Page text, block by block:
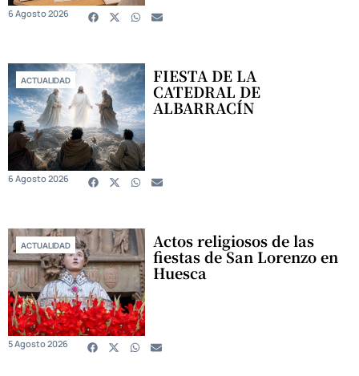
6 Agosto 2026
ACTUALIDAD FIESTA DE LA
CATEDRAL DE
ALBARRACÍN
6 Agosto 2026
ACTUALIDAD Actos religiosos de las
fiestas de San Lorenzo en
Huesca
5 Agosto 2026